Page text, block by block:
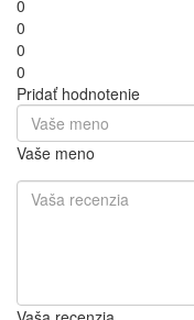
Recenzie
Hľadáte recenzie na
U nás má tento produkt
používateľov. Nižšie
používateľov produktu
24,90 €
doručíme už 11.8.(